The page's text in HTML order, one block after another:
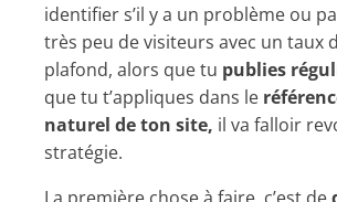
identifier s’il y a un problème ou
très peu de visiteurs avec un taux
plafond, alors que tu publies
que tu t’appliques dans le
naturel de ton site, il va falloir
stratégie.